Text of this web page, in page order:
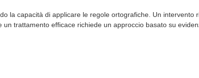
la capacità di applicare le regole ortografiche. Un intervento
trattamento efficace richiede un approccio basato su